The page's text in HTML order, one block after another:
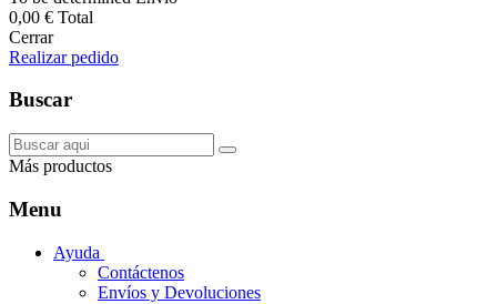
0,00 € Total
Cerrar
Realizar pedido
Buscar
Más productos
Menu
Ayuda
Contáctenos
Envíos y Devoluciones